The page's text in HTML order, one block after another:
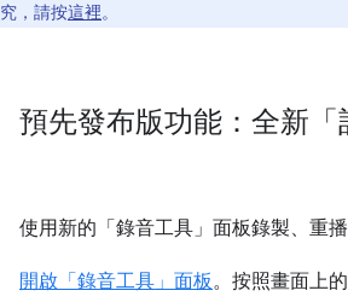
究，請按這裡。
預先發布版功能：全新「
使用新的「錄音工具」 面板錄製、重
開啟「錄音工具」 面板。按照畫面上